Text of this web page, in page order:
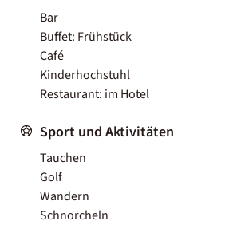
Bar
Buffet: Frühstück
Café
Kinderhochstuhl
Restaurant: im Hotel
Sport und Aktivitäten
Tauchen
Golf
Wandern
Schnorcheln